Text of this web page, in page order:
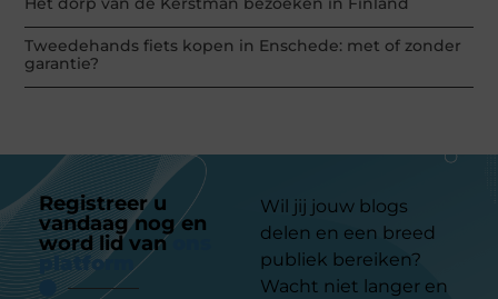
Tweedehands fiets kopen in Enschede: met of zonder
garantie?
Registreer u
vandaag nog en
word lid van
platform
Wil jij jouw blogs
delen en een breed
publiek bereiken?
Wacht niet langer en